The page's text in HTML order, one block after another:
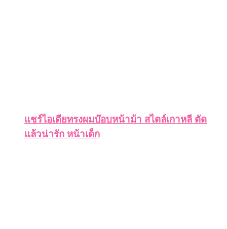
แชร์ไอเดียทรงผมบ๊อบหน้าม้า สไตล์เกาหลี ตัด
แล้วน่ารัก หน้าเด็ก